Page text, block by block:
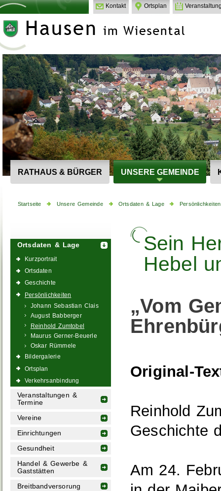
Kontakt Ortsplan
RATHAUS & BÜRGER UNSERE GEMEINDE
Startseite Unsere Gemeinde Ortsdaten & Lage Persönlichkeiten
Ortsdaten & Lage
Kurzportrait
Ortsdaten
Geschichte
Persönlichkeiten
Johann Sebastian Clais
August Babberger
Reinhold Zumtobel
Maurus Gerner-Beuerle
Oskar Rümmele
Bildergalerie
Ortsplan
Verkehrsanbindung
Veranstaltungen &
Termine
Vereine
Einrichtungen
Gesundheit
Handel & Gewerbe &
Gaststätten
Breitbandversorung
Sein
Hebel
„Vom
Original-
Reinhold
Geschichte
Am 24.